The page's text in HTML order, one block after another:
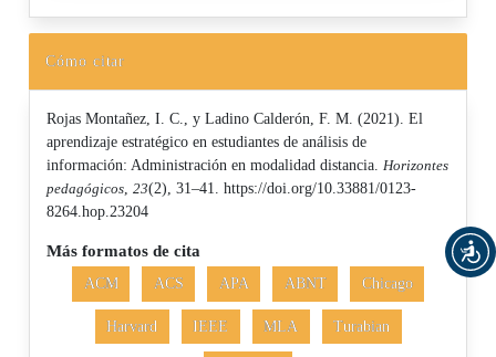
Cómo citar
Rojas Montañez, I. C., y Ladino Calderón, F. M. (2021). El
aprendizaje estratégico en estudiantes de análisis de
información: Administración en modalidad distancia. Horizontes
pedagógicos ,23(2), 31–41. https://doi.org/10.33881/0123-
8264.hop.23204
Más formatos de cita
ACM ACS APA ABNT Chicago
Harvard IEEE MLA Turabian